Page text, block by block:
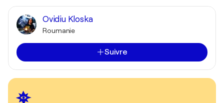
Ovidiu Kloska
Roumanie
Suivre